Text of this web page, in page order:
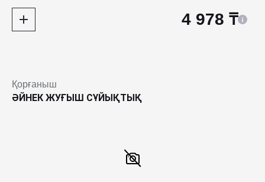
4 978 ₸
Қорғаныш
ӘЙНЕК ЖУҒЫШ СҰЙЫҚТЫҚ